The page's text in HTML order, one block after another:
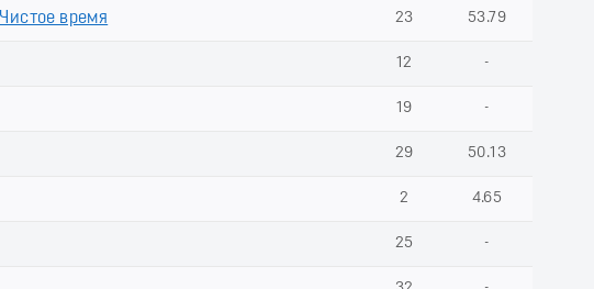
время 23 53.79
12 -
19 -
29 50.13
2 4.65
25 -